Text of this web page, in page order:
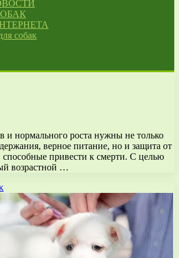
собак
и нормального роста нужны не только
верное питание, но и защита от
привести к смерти. С целью
возрастной …